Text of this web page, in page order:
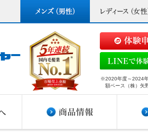
※2020年度～2024
額ベース（株）矢